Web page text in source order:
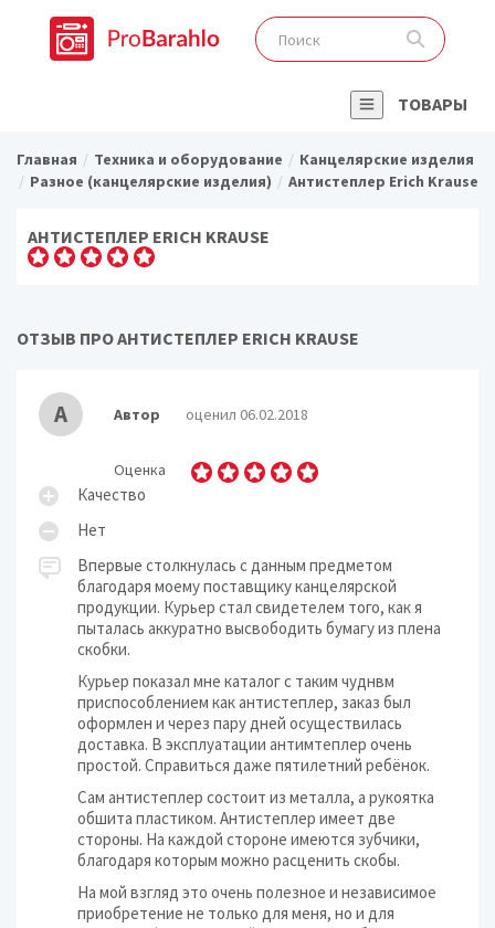
ТОВАРЫ
Главная Техника и оборудование
Канцелярские изделия
Разное (канцелярские изделия)
Антистеплер Erich Krause
АНТИСТЕПЛЕР ERICH KRAUSE
ОТЗЫВ ПРО АНТИСТЕПЛЕР ERICH KRAUSE
А Автор оценил 06.02.2018
Оценка
Качество
Нет
Впервые столкнулась с данным предметом
благодаря моему поставщику канцелярской
продукции. Курьер стал свидетелем того, как я
пыталась аккуратно высвободить бумагу из плена
скобки.
Курьер показал мне каталог с таким чуднвм
приспособлением как антистеплер, заказ был
оформлен и через пару дней осуществилась
доставка. В эксплуатации антимтеплер очень
простой. Справиться даже пятилетний ребёнок.
Сам антистеплер состоит из металла, а рукоятка
обшита пластиком. Антистеплер имеет две
стороны. На каждой стороне имеются зубчики,
благодаря которым можно расценить скобы.
На мой взгляд это очень полезное и независимое
приобретение не только для меня, но и для